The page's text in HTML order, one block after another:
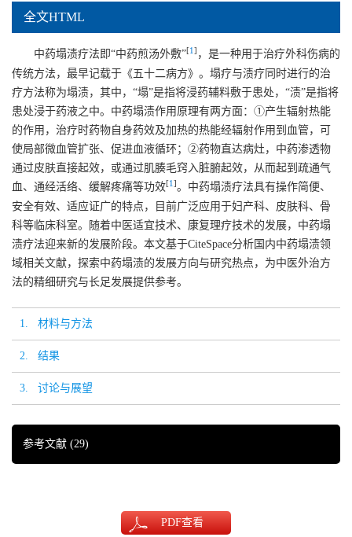
全文HTML
中药塌渍疗法即“中药煎汤外敷”[1 ] ，是一种用于治疗外科伤病的
传统方法，最早记载于《五十二病方》。塌疗与渍疗同时进行的治
疗方法称为塌渍，其中，“塌”是指将浸药辅料敷于患处，“渍”是指将
患处浸于药液之中。中药塌渍作用原理有两方面：①产生辐射热能
的作用，治疗时药物自身药效及加热的热能经辐射作用到血管，可
使局部微血管扩张、促进血液循环；②药物直达病灶，中药渗透物
通过皮肤直接起效，或通过肌腠毛窍入脏腑起效，从而起到疏通气
血、通经活络、缓解疼痛等功效[1 ]。中药塌渍疗法具有操作简便、
安全有效、适应证广的特点，目前广泛应用于妇产科、皮肤科、骨
科等临床科室。随着中医适宜技术、康复理疗技术的发展，中药塌
渍疗法迎来新的发展阶段。本文基于CiteSpace分析国内中药塌渍领
域相关文献，探索中药塌渍的发展方向与研究热点，为中医外治方
法的精细研究与长足发展提供参考。
1. 材料与方法
2. 结果
3. 讨论与展望
参考文献 (29)
PDF查看